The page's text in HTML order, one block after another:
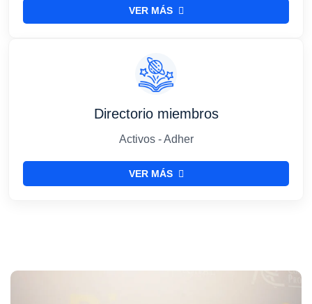
VER MÁS
Directorio miembros
Activos - Adher
VER MÁS